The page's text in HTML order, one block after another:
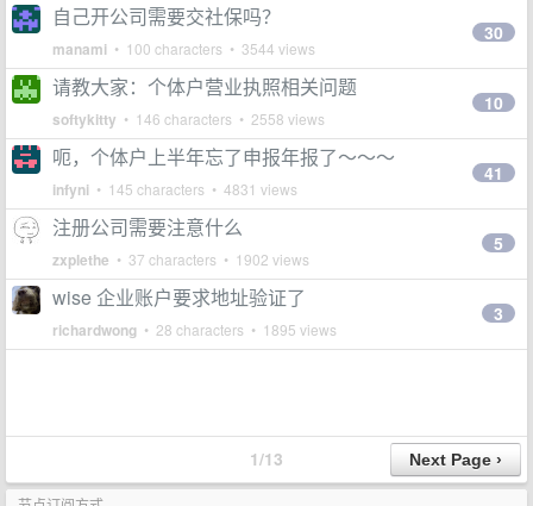
自己开公司需要交社保吗？
manami • 100 characters • 3544 views
30
请教大家：个体户营业执照相关问题
softykitty • 146 characters • 2558 views
10
呃，个体户上半年忘了申报年报了～～～
infyni • 145 characters • 4831 views
41
注册公司需要注意什么
zxplethe • 37 characters • 1902 views
5
wise 企业账户要求地址验证了
richardwong • 28 characters • 1895 views
3
1/13